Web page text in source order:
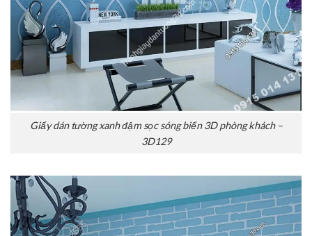
Giấy dán tường xanh đậm sọc sóng biển 3D phòng khách –
3D129